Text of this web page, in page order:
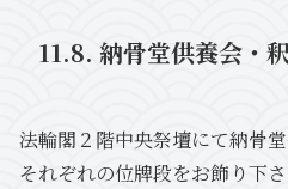
11.8. 納骨堂供養会・
法輪閣２階中央祭壇にて納骨
それぞれの位牌段をお飾り下さ